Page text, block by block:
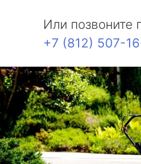
Или позвоните
+7 (812) 507-